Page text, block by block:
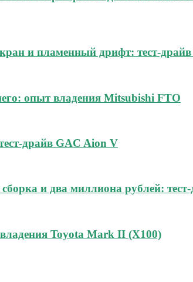
и пламенный дрифт: тест-драйв
опыт владения Mitsubishi FTO
драйв GAC Aion V
и два миллиона рублей:
Toyota Mark II (Х100)